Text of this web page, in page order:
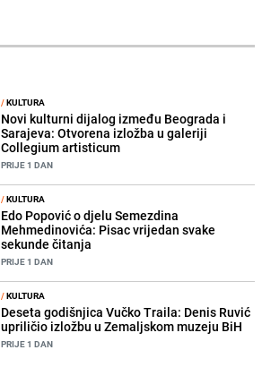
/KULTURA
Novi kulturni dijalog između Beograda i
Sarajeva: Otvorena izložba u galeriji
Collegium artisticum
PRIJE 1 DAN
/KULTURA
Edo Popović o djelu Semezdina
Mehmedinovića: Pisac vrijedan svake
sekunde čitanja
PRIJE 1 DAN
/KULTURA
Deseta godišnjica Vučko Traila: Denis Ruvić
upriličio izložbu u Zemaljskom muzeju BiH
PRIJE 1 DAN